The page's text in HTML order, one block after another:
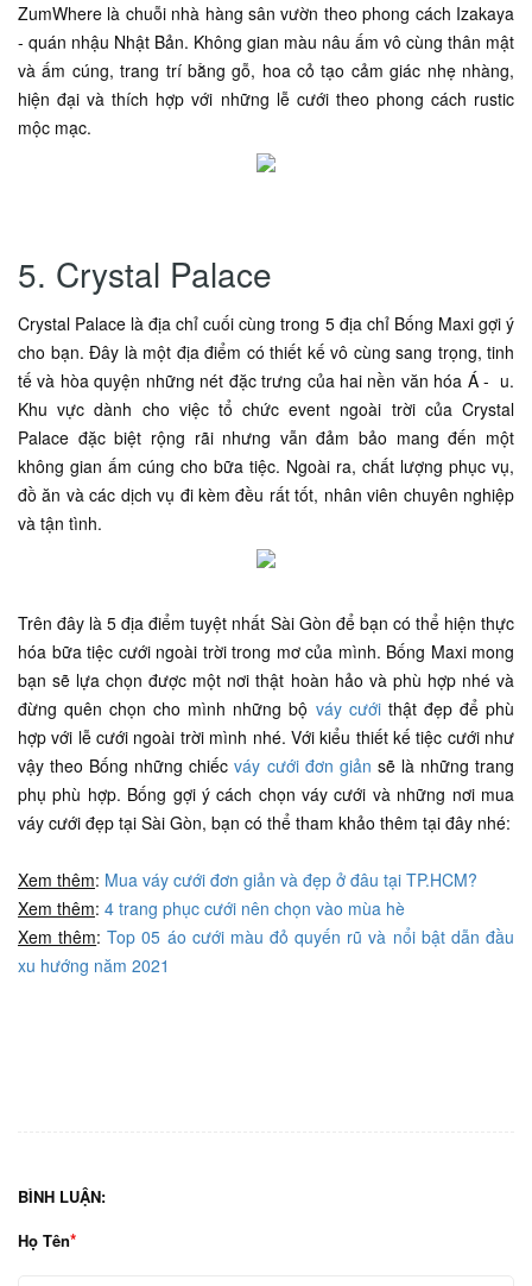
ZumWhere là chuỗi nhà hàng sân vườn theo phong cách Izakaya
- quán nhậu Nhật Bản. Không gian màu nâu ấm vô cùng thân mật
và ấm cúng, trang trí bằng gỗ, hoa cỏ tạo cảm giác nhẹ nhàng,
hiện đại và thích hợp với những lễ cưới theo phong cách rustic
mộc mạc.
5. Crystal Palace
Crystal Palace là địa chỉ cuối cùng trong 5 địa chỉ Bống Maxi gợi ý
cho bạn. Đây là một địa điểm có thiết kế vô cùng sang trọng, tinh
tế và hòa quyện những nét đặc trưng của hai nền văn hóa Á - u.
Khu vực dành cho việc tổ chức event ngoài trời của Crystal
Palace đặc biệt rộng rãi nhưng vẫn đảm bảo mang đến một
không gian ấm cúng cho bữa tiệc. Ngoài ra, chất lượng phục vụ,
đồ ăn và các dịch vụ đi kèm đều rất tốt, nhân viên chuyên nghiệp
và tận tình.
Trên đây là 5 địa điểm tuyệt nhất Sài Gòn để bạn có thể hiện thực
hóa bữa tiệc cưới ngoài trời trong mơ của mình. Bống Maxi mong
bạn sẽ lựa chọn được một nơi thật hoàn hảo và phù hợp nhé và
đừng quên chọn cho mình những bộ váy cướithật đẹp để phù
hợp với lễ cưới ngoài trời mình nhé. Với kiểu thiết kế tiệc cưới như
vậy theo Bống những chiếcváy cưới đơn giản sẽ là những trang
phụ phù hợp. Bống gợi ý cách chọn váy cưới và những nơi mua
váy cưới đẹp tại Sài Gòn, bạn có thể tham khảo thêm tại đây nhé:
Xem thêm: Mua váy cưới đơn giản và đẹp ở đâu tại TP.HCM?
Xem thêm: 4 trang phục cưới nên chọn vào mùa hè
Xem thêm:Top 05 áo cưới màu đỏ quyến rũ và nổi bật dẫn đầu
xu hướng năm 2021
BÌNH LUẬN:
Họ Tên